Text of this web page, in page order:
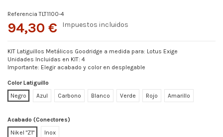
Referencia TLT1100-4
94,30 € Impuestos incluidos
KIT Latiguillos Metálicos Goodridge a medida para: Lotus Exige
Unidades Incluidas en KIT: 4
Importante: Elegir acabado y color en desplegable
Color Latiguillo
Negro
Azul Carbono Blanco Verde Rojo Amarillo
Acabado (Conectores)
Nikel "Z1"
Inox